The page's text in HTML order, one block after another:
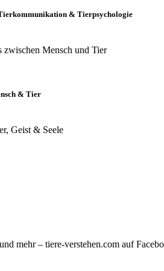
& Tierpsychologie
zwischen Mensch und Tier
& Tier
Geist & Seele
mehr – tiere-verstehen.com auf